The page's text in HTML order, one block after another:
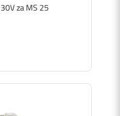
za MS 25